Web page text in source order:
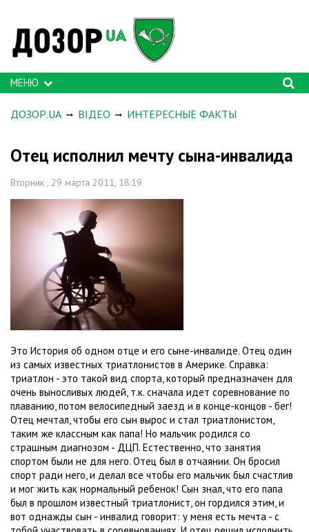
МЕНЮ
ДОЗОР.UA ВІДЕО ИНТЕРЕСНЫЕ ФАКТЫ
Отец исполнил мечту сына-инвалида
Вторник , 29 марта 2011, 18:19
Это История об одном отце и его сыне-инвалиде. Отец один
из самых известных триатлонистов в Америке. Справка:
триатлон - это такой вид спорта, который предназначен для
очень выносливых людей, т.к. сначала идет соревнование по
плаванию, потом велосипедный заезд и в конце-концов - бег!
Отец мечтал, чтобы его сын вырос и стал триатлонистом,
таким же классным как папа! Но мальчик родился со
страшным диагнозом - ДЦП. Естественно, что занятия
спортом были не для него. Отец был в отчаянии. Он бросил
спорт ради него, и делал все чтобы его мальчик был счастлив
и мог жить как нормальный ребенок! Сын знал, что его папа
был в прошлом известный триатлонист, он гордился этим, и
вот однажды сын - инвалид говорит: у меня есть мечта - с